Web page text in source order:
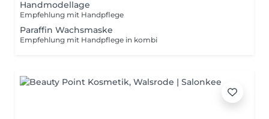
Handmodellage
Empfehlung mit Handpflege
Paraffin Wachsmaske
Empfehlung mit Handpflege in kombi